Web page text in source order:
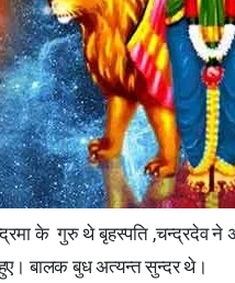
के गुरु थे बृहस्पति ,चन्द्रदेव ने
बालक बुध अत्यन्त सुन्दर थे।